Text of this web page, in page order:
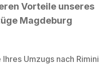
Vorteile unseres
Magdeburg
Umzugs nach Rimini